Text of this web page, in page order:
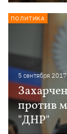
5 сентября 2017
против
"ДНР"
ПОЛИТИКА